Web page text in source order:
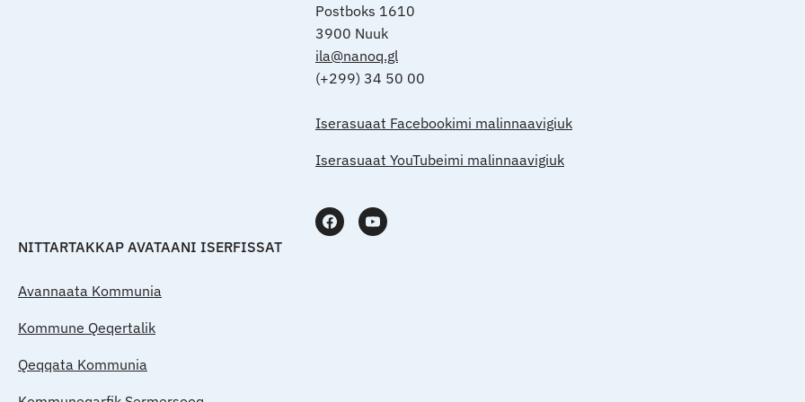
Postboks 1610
3900 Nuuk
ila@nanoq.gl
(+299) 34 50 00
Iserasuaat Facebookimi malinnaavigiuk
Iserasuaat YouTubeimi malinnaavigiuk
NITTARTAKKAP AVATAANI ISERFISSAT
Avannaata Kommunia
Kommune Qeqertalik
Qeqqata Kommunia